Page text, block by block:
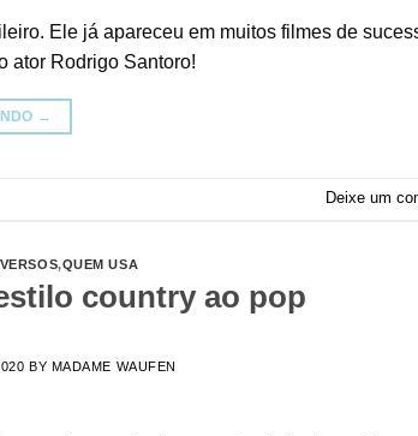
Ele já apareceu em muitos filmes de
ator Rodrigo Santoro!
→
Deixe um
,QUEM USA
country ao pop
BY MADAME WAUFEN